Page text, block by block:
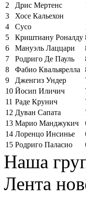
2
Дрис Мертенс
3
Хосе Кальехон
4
Сусо
5
Криштиану Роналду
6
Мануэль Лаццари
7
Родриго Де Пауль
8
Фабио Квальярелла
9
Дженгиз Ундер
10 Йосип Иличич
11 Раде Крунич
12 Дуван Сапата
13 Марио Манджукич
14 Лоренцо Инсинье
15 Родриго Паласио
Наша
Лента